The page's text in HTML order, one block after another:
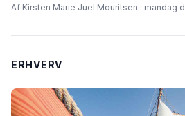
Af Kirsten Marie Juel Mouritsen · mandag
ERHVERV